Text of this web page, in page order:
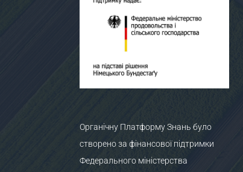
Органічну Платформу Знань було
створено за фінансової підтримки
Федерального міністерства